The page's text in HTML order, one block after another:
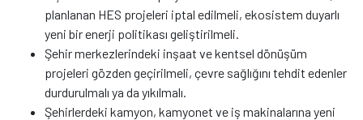
planlanan HES projeleri iptal edilmeli, ekosistem duyarlı
yeni bir enerji politikası geliştirilmeli.
Şehir merkezlerindeki inşaat ve kentsel dönüşüm
projeleri gözden geçirilmeli, çevre sağlığını tehdit edenler
durdurulmalı ya da yıkılmalı.
Şehirlerdeki kamyon, kamyonet ve iş makinalarına yeni